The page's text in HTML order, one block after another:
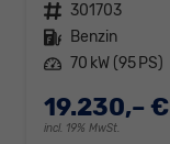
Fahrzeugnr. 301703
Kraftstoff Benzin
Leistung 70 kW (95 PS)
19.230,– €
incl. 19% MwSt.